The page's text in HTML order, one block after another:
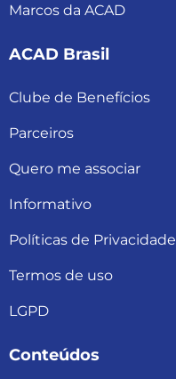
Marcos da ACAD
ACAD Brasil
Clube de Benefícios
Parceiros
Quero me associar
Informativo
Políticas de Privacidade
Termos de uso
LGPD
Conteúdos